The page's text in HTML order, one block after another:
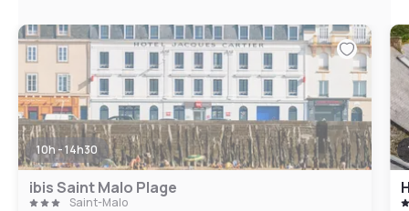
10h - 14h30
ibis Saint Malo Plage
Saint-Malo